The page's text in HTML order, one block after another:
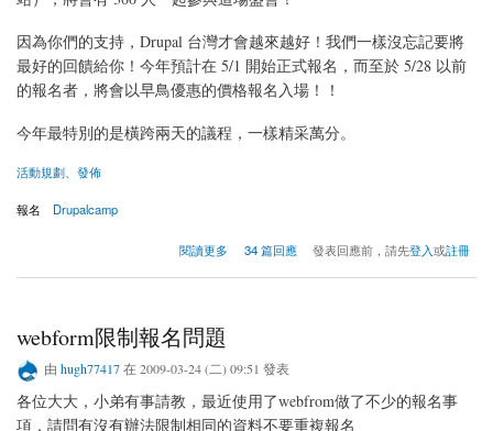
因為你們的支持，Drupal 台灣才會越來越好！我們一樣沒忘記要將
最好的回饋給你！今年預計在 5/1 開始正式報名，而至於 5/28 以前
的報名者，將會以早鳥優惠的價格報名入場！！
今年最特別的是橫跨兩天的議程，一樣精采萬分。
活動規劃、發佈
報名 Drupalcamp
閱讀更多
關於[2011-07-09] DrupalCamp Taipei 2011 34 篇回應 發表回應前，請先登入或註冊
webform限制報名問題
由 hugh77417在 2009-03-24 (二) 09:51 發表
各位大大，小弟有事請教，最近使用了webfrom做了不少的報名事
項，請問有沒有辦法限制相同的資料不要重複報名